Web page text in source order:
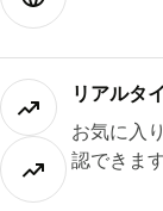
リアルタ
お気に入
認できます